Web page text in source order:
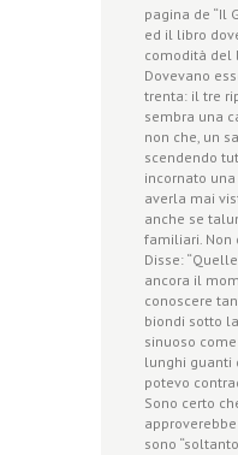
pagina de “Il
ed il libro
comodità del
Dovevano
trenta: il tre
sembra una
non che, un
scendendo
incornato
averla mai
anche se
familiari. Non
Disse:
ancora il
conoscere
biondi sotto
sinuoso
lunghi guanti
potevo
Sono certo
sono